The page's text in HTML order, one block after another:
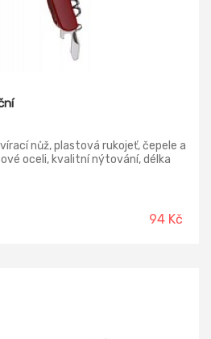
nůž, plastová rukojeť, čepele a
oceli, kvalitní nýtování, délka
94 Kč